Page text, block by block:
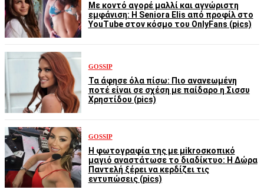
Με κοντό αγορέ μαλλί και αγνώριστη
εμφάνιση: Η Seniora Elis από προφίλ στο
YouTube στον κόσμο του OnlyFans (pics)
GOSSIP
Τα άφησε όλα πίσω: Πιο ανανεωμένη
ποτέ είναι σε σχέση με παίδαρο η Σισσυ
Χρηστίδου (pics)
GOSSIP
Η φωτογραφία της με μikroσκοπικό
μαγιό αναστάτωσε το διαδίκτυο: Η Δώρα
Παντελή ξέρει να κερδίζει τις
εντυπώσεις (pics)